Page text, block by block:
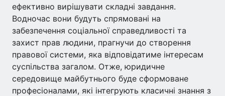
ефективно вирішувати складні завдання.
Водночас вони будуть спрямовані на
забезпечення соціальної справедливості та
захист прав людини, прагнучи до створення
правової системи, яка відповідатиме інтересам
суспільства загалом. Отже, юридичне
середовище майбутнього буде сформоване
професіоналами, які інтегрують класичні знання з